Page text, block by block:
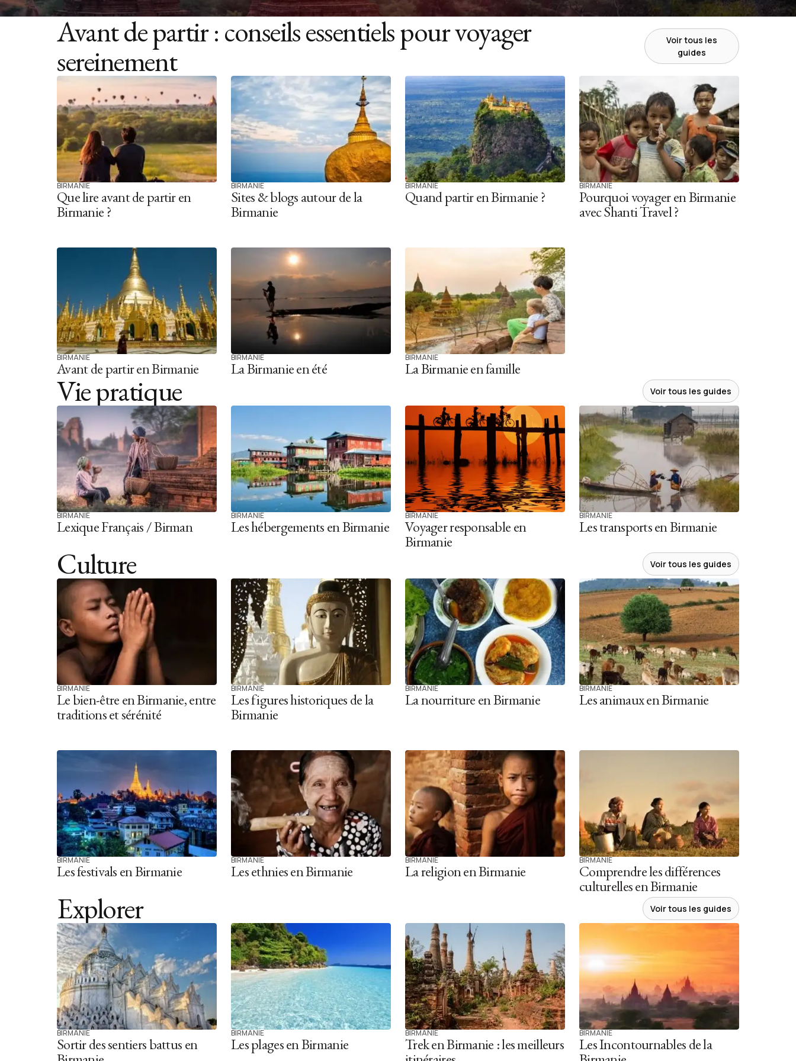
Avant de partir : conseils essentiels pour voyager
sereinement
Voir tous les
guides
BIRMANIE
Que lire avant de partir en
Birmanie ?
BIRMANIE
Sites & blogs autour de la
Birmanie
BIRMANIE
Quand partir en Birmanie ?
BIRMANIE
Pourquoi voyager en Birmanie
avec Shanti Travel ?
BIRMANIE
Avant de partir en Birmanie
BIRMANIE
La Birmanie en été
BIRMANIE
La Birmanie en famille
Vie pratique Voir tous les guides
BIRMANIE
Lexique Français / Birman
BIRMANIE
Les hébergements en Birmanie
BIRMANIE
Voyager responsable en
Birmanie
BIRMANIE
Les transports en Birmanie
Culture Voir tous les guides
BIRMANIE
Le bien-être en Birmanie, entre
traditions et sérénité
BIRMANIE
Les figures historiques de la
Birmanie
BIRMANIE
La nourriture en Birmanie
BIRMANIE
Les animaux en Birmanie
BIRMANIE
Les festivals en Birmanie
BIRMANIE
Les ethnies en Birmanie
BIRMANIE
La religion en Birmanie
BIRMANIE
Comprendre les différences
culturelles en Birmanie
Explorer Voir tous les guides
BIRMANIE
Sortir des sentiers battus en
BIRMANIE
Les plages en Birmanie
BIRMANIE
Trek en Birmanie : les meilleurs
BIRMANIE
Les Incontournables de la